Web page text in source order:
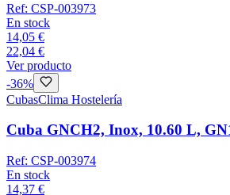
Ref: CSP-003973
En stock
14,05 €
22,04 €
Ver producto
-36%
CubasClima Hostelería
Cuba GNCH2, Inox, 10.60 L,
Ref: CSP-003974
En stock
14,37 €